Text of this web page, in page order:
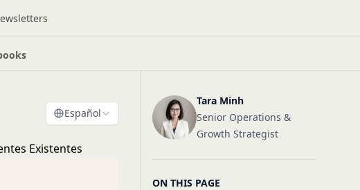
Español
Existentes
Tara Minh
Senior Operations &
Growth Strategist
ON THIS PAGE